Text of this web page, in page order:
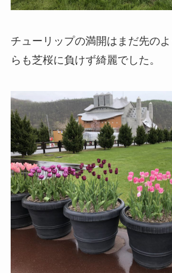
チューリップの満開はまだ先の
らも芝桜に負けず綺麗でした。